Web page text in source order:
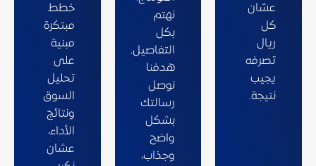
عشان
كل
ريال
تصرفه
يجيب
نتيجة.
نهتم
بكل
التفاصيل.
هدفنا
نوصل
رسالتك
بشكل
واضح
وجذاب،
خطط
مبتكرة
مبنية
على
تحليل
السوق
ونتائج
الأداء،
عشان